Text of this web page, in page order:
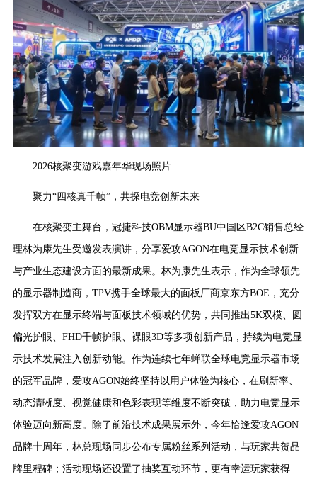
2026核聚变游戏嘉年华现场照片
聚力“四核真千帧”，共探电竞创新未来
在核聚变主舞台，冠捷科技OBM显示器BU中国区B2C销售总经
理林为康先生受邀发表演讲，分享爱攻AGON在电竞显示技术创新
与产业生态建设方面的最新成果。林为康先生表示，作为全球领先
的显示器制造商，TPV携手全球最大的面板厂商京东方BOE，充分
发挥双方在显示终端与面板技术领域的优势，共同推出5K双模、圆
偏光护眼、FHD千帧护眼、裸眼3D等多项创新产品，持续为电竞显
示技术发展注入创新动能。作为连续七年蝉联全球电竞显示器市场
的冠军品牌，爱攻AGON始终坚持以用户体验为核心，在刷新率、
动态清晰度、视觉健康和色彩表现等维度不断突破，助力电竞显示
体验迈向新高度。除了前沿技术成果展示外，今年恰逢爱攻AGON
品牌十周年，林总现场同步公布专属粉丝系列活动，与玩家共贺品
牌里程碑；活动现场还设置了抽奖互动环节，更有幸运玩家获得